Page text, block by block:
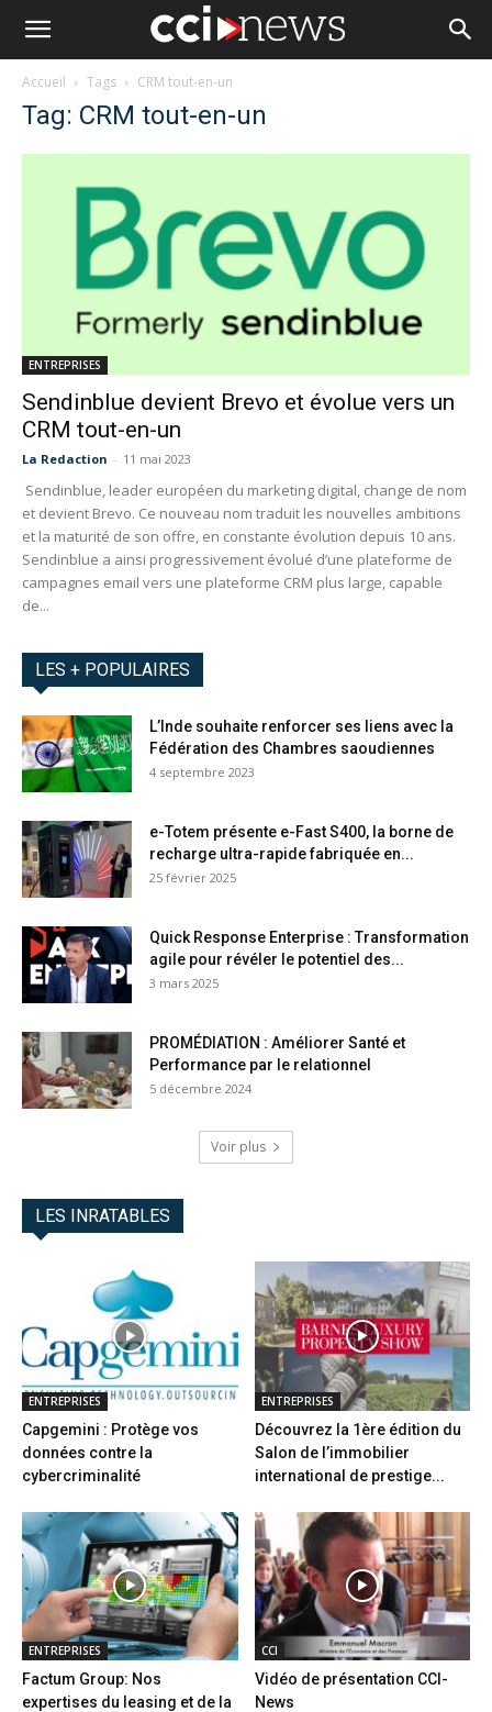
Accueil Tags CRM tout-en-un
Tag: CRM tout-en-un
ENTREPRISES
Sendinblue devient Brevo et évolue vers un
CRM tout-en-un
La Redaction - 11 mai 2023
Sendinblue, leader européen du marketing digital, change de nom
et devient Brevo. Ce nouveau nom traduit les nouvelles ambitions
et la maturité de son offre, en constante évolution depuis 10 ans.
Sendinblue a ainsi progressivement évolué d’une plateforme de
campagnes email vers une plateforme CRM plus large, capable
de...
LES + POPULAIRES
L’Inde souhaite renforcer ses liens avec la
Fédération des Chambres saoudiennes
4 septembre 2023
e-Totem présente e-Fast S400, la borne de
recharge ultra-rapide fabriquée en...
25 février 2025
Quick Response Enterprise : Transformation
agile pour révéler le potentiel des...
3 mars 2025
PROMÉDIATION : Améliorer Santé et
Performance par le relationnel
5 décembre 2024
Voir plus
LES INRATABLES
ENTREPRISES
Capgemini : Protège vos
données contre la
cybercriminalité
ENTREPRISES
Découvrez la 1ère édition du
Salon de l’immobilier
international de prestige...
ENTREPRISES
Factum Group: Nos
expertises du leasing et de la
CCI
Vidéo de présentation CCI-
News